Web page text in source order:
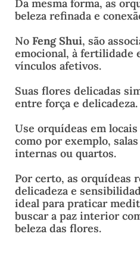
Da mesma forma, as
beleza refinada e
No Feng Shui, são
emocional, à fertilidade
vínculos afetivos.
Suas flores delicadas
entre força e delicadeza.
Use orquídeas em
como por exemplo,
internas ou quartos.
Por certo, as orquídeas
delicadeza e
ideal para praticar
buscar a paz interior
beleza das flores.